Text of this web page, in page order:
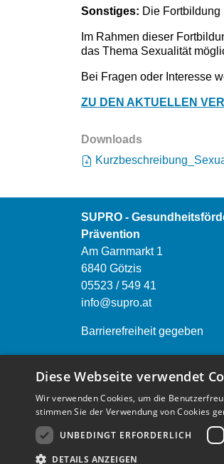
Sonstiges: Die
Im Rahmen dieser
das Thema Sexualität
Bei Fragen oder Interesse
ZU DEN AKTUELLEN
Downloads
SUPRO -
Prävention
Am Garnmarkt 1
6840 Götzis
05523 / 549 41
info@supro.at
Barrierefreiheit gegeben
Montag bis Freitag von 9.00
Montag bis Donnerstag
Einrichtungen anderer
Bundesländer finden Sie
Diese Webseite verwendet
Wir verwenden Cookies, um die
stimmen Sie der Verwendung von Cookies
UNBEDINGT ERFORDERLICH
DETAILS ANZEIGEN